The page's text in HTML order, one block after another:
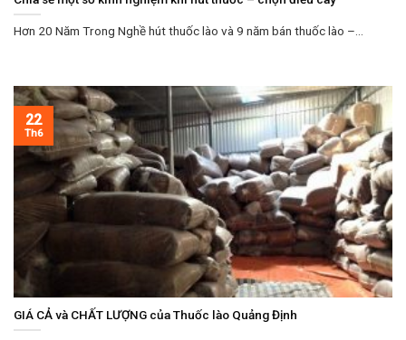
Hơn 20 Năm Trong Nghề hút thuốc lào và 9 năm bán thuốc lào –...
GIÁ CẢ và CHẤT LƯỢNG của Thuốc lào Quảng Định
22
Th6